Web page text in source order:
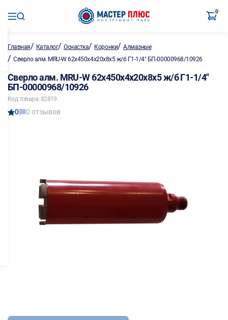
0
Главная/ Каталог/Оснастка/ Коронки/Алмазные
/ Сверло алм. MRU-W 62х450х4х20х8х5 ж/б Г1-1/4" БП-00000968/10926
Сверло алм. MRU-W 62х450х4х20х8х5 ж/б Г1-1/4"
БП-00000968/10926
Код товара: 82819
0 0 отзывов